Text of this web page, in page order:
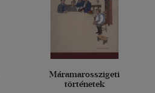
Máramarosszigeti
történetek